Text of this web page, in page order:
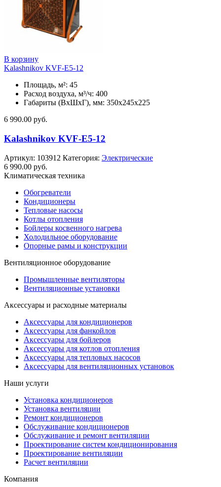
В корзину
Kalashnikov KVF-E5-12
Площадь, м²: 45
Расход воздуха, м³/ч: 400
Габариты (ВхШхГ), мм: 350x245x225
6 990.00 руб.
Kalashnikov KVF-E5-12
Артикул: 103912 Категория: Электрические
6 990.00 руб.
Климатическая техника
Обогреватели
Кондиционеры
Тепловые насосы
Котлы отопления
Бойлеры косвенного нагрева
Холодильное оборудование
Опорные рамы и конструкции
Вентиляционное оборудование
Промышленные вентиляторы
Вентиляционные установки
Аксессуары и расходные материалы
Аксессуары для кондиционеров
Аксессуары для фанкойлов
Аксессуары для бойлеров
Аксессуары для котлов отопления
Аксессуары для тепловых насосов
Аксессуары для вентиляционных установок
Наши услуги
Установка кондиционеров
Установка вентиляции
Ремонт кондиционеров
Обслуживание кондиционеров
Обслуживание и ремонт вентиляции
Проектирование систем кондиционирования
Проектирование вентиляции
Расчет вентиляции
Компания